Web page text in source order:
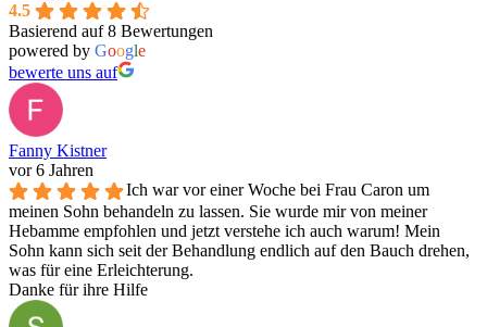
4.5
Basierend auf 8 Bewertungen
powered by Google
bewerte uns auf
Fanny Kistner
vor 6 Jahren
Ich war vor einer Woche bei Frau Caron um
meinen Sohn behandeln zu lassen. Sie wurde mir von meiner
Hebamme empfohlen und jetzt verstehe ich auch warum! Mein
Sohn kann sich seit der Behandlung endlich auf den Bauch drehen,
was für eine Erleichterung.
Danke für ihre Hilfe